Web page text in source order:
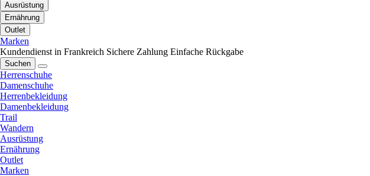
Ausrüstung
Ernährung
Outlet
Marken
Kundendienst in Frankreich Sichere Zahlung Einfache Rückgabe
Suchen
Herrenschuhe
Damenschuhe
Herrenbekleidung
Damenbekleidung
Trail
Wandern
Ausrüstung
Ernährung
Outlet
Marken